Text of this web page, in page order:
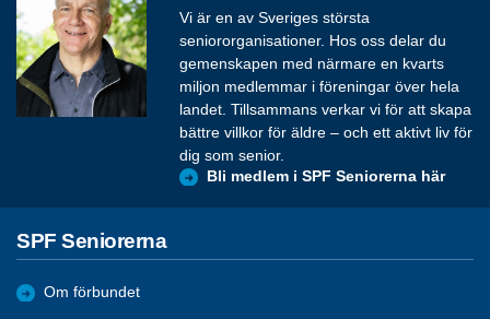
Vi är en av Sveriges största
seniororganisationer. Hos oss delar du
gemenskapen med närmare en kvarts
miljon medlemmar i föreningar över hela
landet. Tillsammans verkar vi för att skapa
bättre villkor för äldre – och ett aktivt liv för
dig som senior.
Bli medlem i SPF Seniorerna här
SPF Seniorerna
Om förbundet